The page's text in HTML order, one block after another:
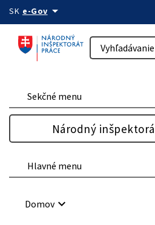
Preskočiť na obsah
SK e-Govarrow_drop_down
Sekčné menu
Národný
Hlavné menu
Domovkeyboard_arrow_down